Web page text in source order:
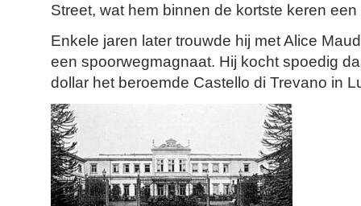
Street, wat hem binnen de kortste keren
Enkele jaren later trouwde hij met Alice
een spoorwegmagnaat. Hij kocht spoedig
dollar het beroemde Castello di Trevano in